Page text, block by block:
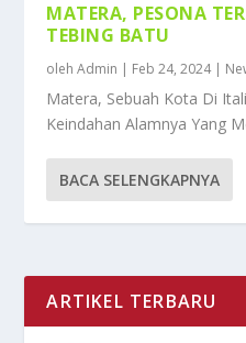
MATERA, PESONA
TEBING BATU
olehAdmin | Feb 24, 2024|
Matera, Sebuah Kota Di
Keindahan Alamnya Yang
BACA SELENGKAPNYA
ARTIKEL TERBARU